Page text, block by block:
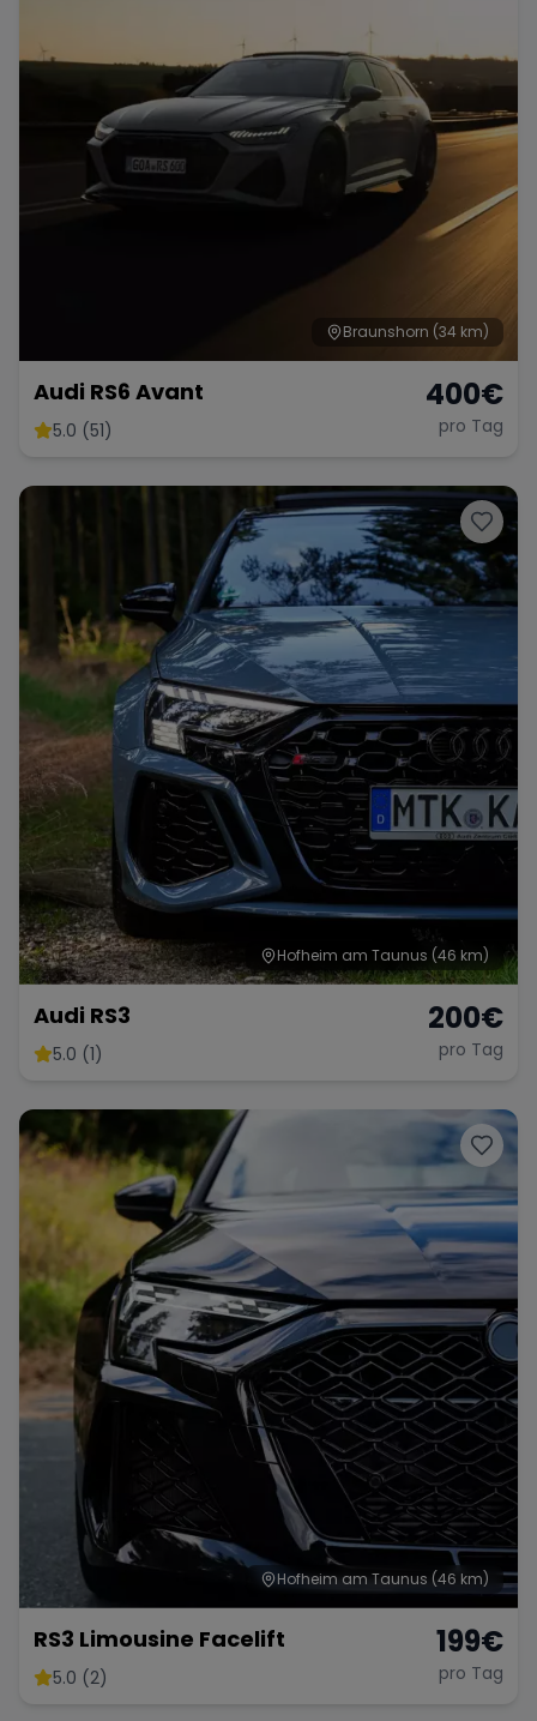
Braunshorn (34 km)
Audi RS6 Avant
5.0 (51)
400€
pro Tag
Hofheim am Taunus (46 km)
Audi RS3
5.0 (1)
200€
pro Tag
Hofheim am Taunus (46 km)
RS3 Limousine Facelift
5.0 (2)
199€
pro Tag